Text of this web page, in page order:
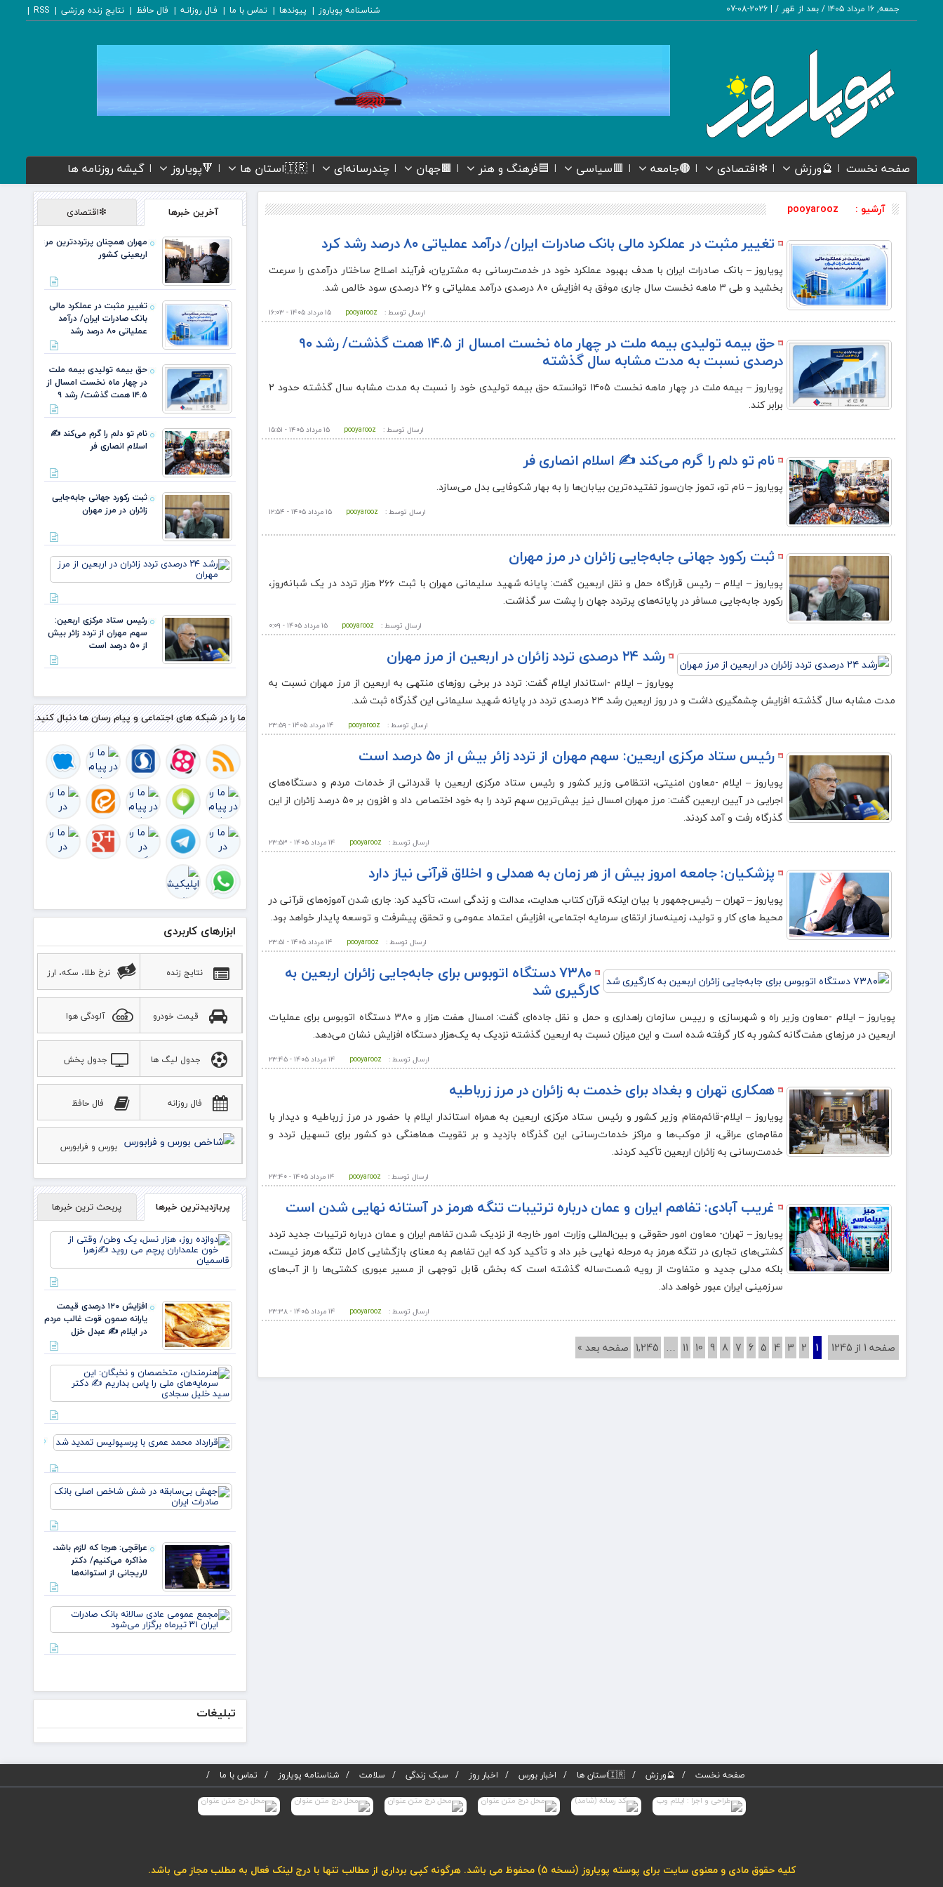
جمعه, ۱۶ مرداد ۱۴۰۵ / بعد از ظهر / |
2026-08-07 شناسنامه پویاروز پیوندها تماس با ما فـال روزانـه فال حافظ نتایج زنده ورزشی RSS
صفحه نخست 🔮ورزش ❇اقتصادی 🟤جامعه 🟥سیاسی 🟦فرهنگ و هنر 🟫جهان چندرسانه‌ای 🇮🇷استان ها 🔻پویاروز گیشه روزنامه ها
آرشیو : pooyarooz
تغییر مثبت در عملکرد مالی بانک صادرات ایران/ درآمد عملیاتی ۸۰ درصد رشد کرد
پویاروز – ​بانک صادرات ایران با هدف بهبود عملکرد خود در خدمت‌رسانی به مشتریان، فرآیند اصلاح ساختار درآمدی را سرعت
بخشید و طی ۳ ماهه نخست سال جاری موفق به افزایش ۸۰ درصدی درآمد عملیاتی و ۲۶ درصدی سود خالص شد.
۱۵ مرداد ۱۴۰۵ - ۱۶:۰۳ ارسال توسط : pooyarooz
حق بیمه تولیدی بیمه ملت در چهار ماه نخست امسال از ۱۴.۵ همت گذشت/ رشد ۹۰
درصدی نسبت به مدت مشابه سال گذشته
پویاروز – بیمه ملت در چهار ماهه نخست ۱۴۰۵ توانسته حق بیمه تولیدی خود را نسبت به مدت مشابه سال گذشته حدود ۲
برابر کند.
۱۵ مرداد ۱۴۰۵ - ۱۵:۵۱ ارسال توسط : pooyarooz
نام تو دلم را گرم می‌کند ✍️ اسلام انصاری فر
پویاروز – نام تو، تموز جان‌سوز تفتیده‌ترین بیابان‌ها را به بهار شکوفایی بدل می‌سازد.
۱۵ مرداد ۱۴۰۵ - ۱۲:۵۴ ارسال توسط : pooyarooz
ثبت رکورد جهانی جابه‌جایی زائران در مرز مهران
پویاروز – ایلام – رئیس قرارگاه حمل‌ و نقل اربعین گفت: پایانه شهید سلیمانی مهران با ثبت ۲۶۶ هزار تردد در یک شبانه‌روز،
رکورد جابه‌جایی مسافر در پایانه‌های پرتردد جهان را پشت سر گذاشت.
۱۵ مرداد ۱۴۰۵ - ۰:۰۹ ارسال توسط : pooyarooz
رشد ۲۴ درصدی تردد زائران در اربعین از مرز مهران
پویاروز – ایلام -استاندار ایلام گفت: تردد در برخی روزهای منتهی به اربعین از مرز مهران نسبت به
مدت مشابه سال گذشته افزایش چشمگیری داشت و در روز اربعین رشد ۲۴ درصدی تردد در پایانه شهید سلیمانی این گذرگاه ثبت شد.
۱۴ مرداد ۱۴۰۵ - ۲۳:۵۹ ارسال توسط : pooyarooz
رئیس ستاد مرکزی اربعین: سهم مهران از تردد زائر بیش از ۵۰ درصد است
پویاروز – ایلام -معاون امنیتی، انتظامی وزیر کشور و رئیس ستاد مرکزی اربعین با قدردانی از خدمات مردم و دستگاه‌های
اجرایی در آیین اربعین گفت: مرز مهران امسال نیز بیش‌ترین سهم تردد را به خود اختصاص داد و افزون بر ۵۰ درصد زائران از این
گذرگاه رفت و آمد کردند.
۱۴ مرداد ۱۴۰۵ - ۲۳:۵۳ ارسال توسط : pooyarooz
پزشکیان: جامعه امروز بیش از هر زمان به همدلی و اخلاق قرآنی نیاز دارد
پویاروز – تهران – رئیس‌جمهور با بیان اینکه قرآن کتاب هدایت، عدالت و زندگی است، تأکید کرد: جاری شدن آموزه‌های قرآنی در
محیط های کار و تولید، زمینه‌ساز ارتقای سرمایه اجتماعی، افزایش اعتماد عمومی و تحقق پیشرفت و توسعه پایدار خواهد بود.
۱۴ مرداد ۱۴۰۵ - ۲۳:۵۱ ارسال توسط : pooyarooz
۷۳۸۰ دستگاه اتوبوس برای جابه‌جایی زائران اربعین به‌
کارگیری شد
پویاروز – ایلام -معاون وزیر راه و شهرسازی و رییس سازمان راهداری و حمل‌ و نقل جاده‌ای گفت: امسال هفت هزار و ۳۸۰ دستگاه اتوبوس برای عملیات
اربعین در مرزهای هفت‌گانه کشور به‌ کار گرفته شده است و این میزان نسبت به اربعین گذشته نزدیک به یک‌هزار دستگاه افزایش نشان می‌دهد.
۱۴ مرداد ۱۴۰۵ - ۲۳:۴۵ ارسال توسط : pooyarooz
همکاری تهران و بغداد برای خدمت به زائران در مرز زرباطیه
پویاروز – ایلام-قائم‌مقام وزیر کشور و رئیس ستاد مرکزی اربعین به همراه استاندار ایلام با حضور در مرز زرباطیه و دیدار با
مقام‌های عراقی، از موکب‌ها و مراکز خدمات‌رسانی این گذرگاه بازدید و بر تقویت هماهنگی دو کشور برای تسهیل تردد و
خدمت‌رسانی به زائران اربعین تأکید کردند.
۱۴ مرداد ۱۴۰۵ - ۲۳:۴۰ ارسال توسط : pooyarooz
غریب آبادی: تفاهم ایران و عمان درباره ترتیبات تنگه هرمز در آستانه نهایی شدن است
پویاروز – تهران- معاون امور حقوقی و بین‌المللی وزارت امور خارجه از نزدیک شدن تفاهم ایران و عمان درباره ترتیبات جدید تردد
کشتی‌های تجاری در تنگه هرمز به مرحله نهایی خبر داد و تأکید کرد که این تفاهم به معنای بازگشایی کامل تنگه هرمز نیست،
بلکه مدلی جدید و متفاوت از رویه شصت‌ساله گذشته است که بخش قابل توجهی از مسیر عبوری کشتی‌ها را از آب‌های
سرزمینی ایران عبور خواهد داد.
۱۴ مرداد ۱۴۰۵ - ۲۳:۳۸ ارسال توسط : pooyarooz
صفحه 1 از 1245 1
2
3
4
5
6
7
8
9
10
11
…
1,245 صفحه بعد »
آخرین خبرها ❇اقتصادی
مهران همچنان پرترددترین مرز
اربعینی کشور
تغییر مثبت در عملکرد مالی
بانک صادرات ایران/ درآمد
عملیاتی ۸۰ درصد رشد
حق بیمه تولیدی بیمه ملت
در چهار ماه نخست امسال از
۱۴.۵ همت گذشت/ رشد ۹
نام تو دلم را گرم می‌کند ✍️
اسلام انصاری فر
ثبت رکورد جهانی جابه‌جایی
زائران در مرز مهران
رئیس ستاد مرکزی اربعین:
سهم مهران از تردد زائر بیش
از ۵۰ درصد است
ما را در شبکه های اجتماعی و پیام رسان ها دنبال کنید.
ابزارهای کاربردی
نتایج زنده نرخ طلا، سکه، ارز
قیمت خودرو آلودگی هوا
جدول لیگ ها
جدول پخش
ورزشی
فال روزانه
فال حافظ
بورس و فرابورس
پربازدیدترین خبرها پربحث ترین خبرها
افزایش ۱۲۰ درصدی قیمت
یارانه صمون قوت غالب مردم
در ایلام ✍️ عبدل خزل
عراقچی: هرجا که لازم باشد،
مذاکره می‌کنیم/ دکتر
لاریجانی از استوانه‌ها
تیرماه
تبلیغات
صفحه نخست 🔮ورزش 🇮🇷استان ها اخبار بورس اخبار روز سبک زندگی سلامت شناسنامه پویاروز تماس با ما
کلیه حقوق مادی و معنوی سایت برای پوسته پویاروز (نسخه 5) محفوظ می باشد. هرگونه کپی برداری از مطالب تنها با درج لینک فعال به مطلب مجاز می باشد.